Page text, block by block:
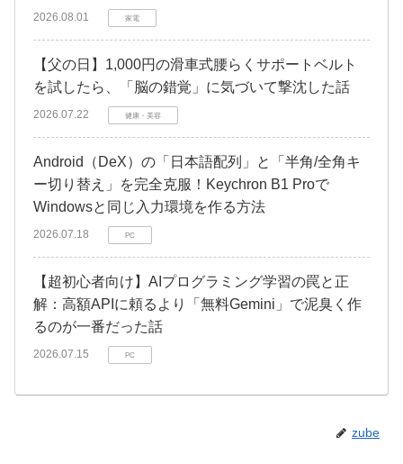
2026.08.01 家電
​【父の日】1,000円の滑車式腰らくサポートベルト
を試したら、「脳の錯覚」に気づいて撃沈した話
2026.07.22 健康・美容
Android（DeX）の「日本語配列」と「半角/全角キ
ー切り替え」を完全克服！Keychron B1 Proで
Windowsと同じ入力環境を作る方法
2026.07.18 PC
【超初心者向け】AIプログラミング学習の罠と正
解：高額APIに頼るより「無料Gemini」で泥臭く作
るのが一番だった話
2026.07.15 PC
zube